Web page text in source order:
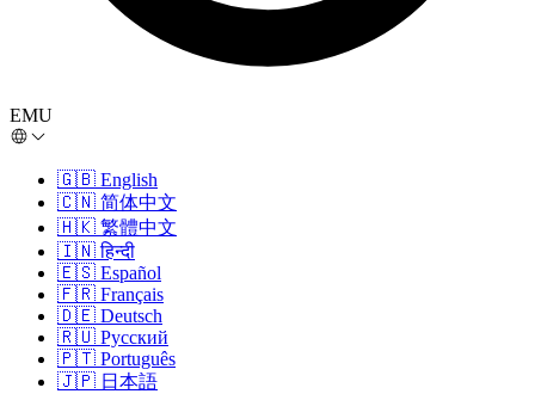
EMU
🇬🇧 English
🇨🇳 简体中文
🇭🇰 繁體中文
🇮🇳 हिन्दी
🇪🇸 Español
🇫🇷 Français
🇩🇪 Deutsch
🇷🇺 Русский
🇵🇹 Português
🇯🇵 日本語